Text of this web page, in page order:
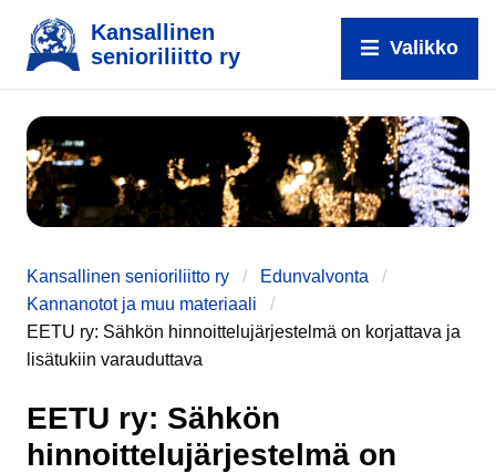
Kansallinen
senioriliitto ry
Valikko
Kansallinen senioriliitto ry
Edunvalvonta
Kannanotot ja muu materiaali
EETU ry: Sähkön hinnoittelujärjestelmä on korjattava ja
lisätukiin varauduttava
EETU ry: Sähkön
hinnoittelujärjestelmä on